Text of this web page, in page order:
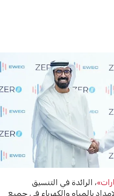
، الرائدة في التنسيق
بالمياه والكهرباء في جميع